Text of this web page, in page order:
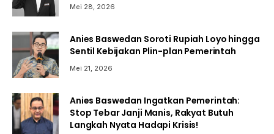
Mei 28, 2026
Anies Baswedan Soroti Rupiah Loyo hingga
Sentil Kebijakan Plin-plan Pemerintah
Mei 21, 2026
Anies Baswedan Ingatkan Pemerintah:
Stop Tebar Janji Manis, Rakyat Butuh
Langkah Nyata Hadapi Krisis!